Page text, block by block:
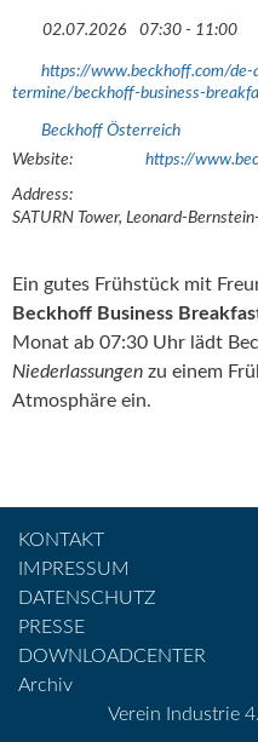
02.07.2026 07:30 - 11:00
https://www.beckhoff.com/
termine/beckhoff-business-
Beckhoff Österreich
Website:
https://
Address:
SATURN Tower, Leonard-
Ein gutes Frühstück mit
Beckhoff Business
Monat ab 07:30 Uhr lädt
Niederlassungen zu einem
Atmosphäre ein.
KONTAKT
IMPRESSUM
DATENSCHUTZ
PRESSE
DOWNLOADCENTER
Archiv
Verein Industrie